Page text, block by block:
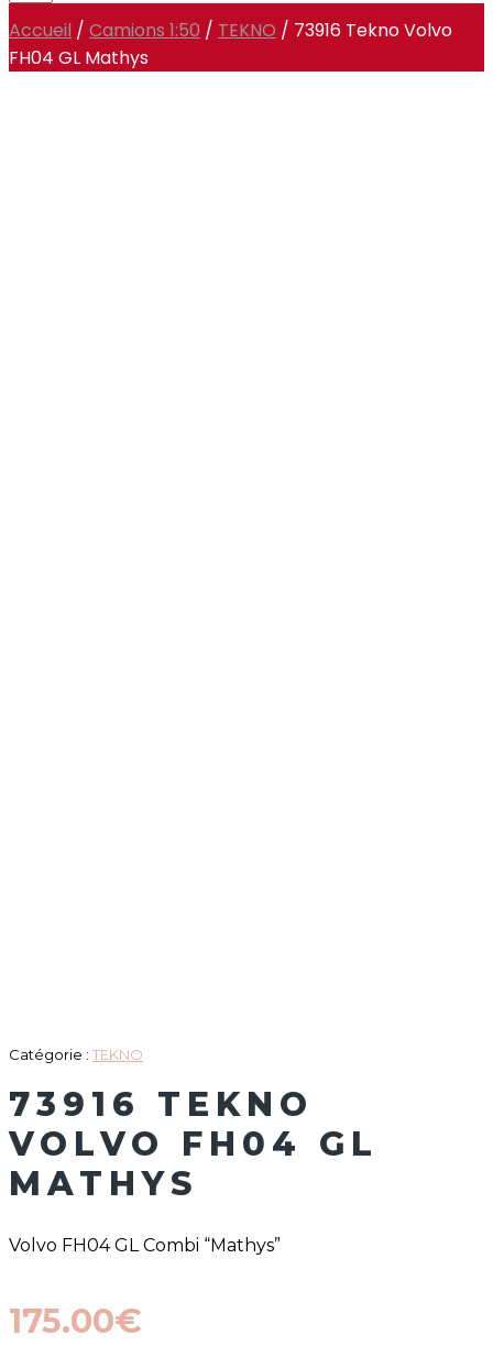
Accueil / Camions 1:50 / TEKNO / 73916 Tekno Volvo
FH04 GL Mathys
Catégorie : TEKNO
73916 TEKNO
VOLVO FH04 GL
MATHYS
Volvo FH04 GL Combi “Mathys”
175.00€